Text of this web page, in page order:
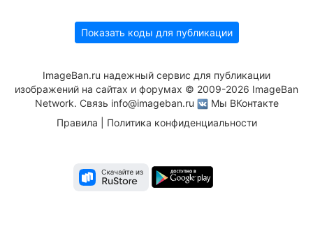
Показать коды для публикации
ImageBan.ru надежный сервис для публикации
изображений на сайтах и форумах © 2009-2026 ImageBan
Network. Связь info@imageban.ru
Мы ВКонтакте
Правила
Политика конфиденциальности